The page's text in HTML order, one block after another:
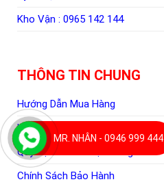
Kho Vận : 0965 142 144
THÔNG TIN CHUNG
Hướng Dẫn Mua Hàng
Hình Thức Thanh Toán
Quy Định Giao Nhận Hàng
Chính Sách Bảo Hành
MR. NHÂN - 0946 999 444